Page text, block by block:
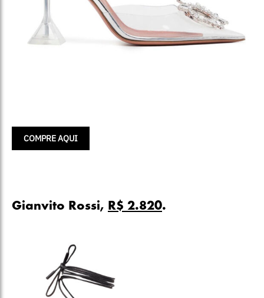
COMPRE AQUI
Gianvito Rossi, R$ 2.820.